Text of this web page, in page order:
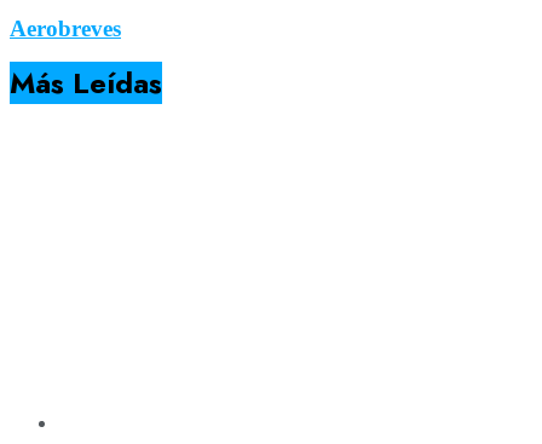
Aerobreves
Más Leídas